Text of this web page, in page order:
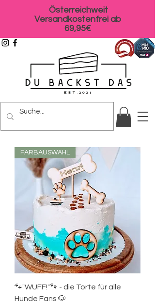
Österreichweit
Versandkostenfrei ab
69,95€
FARBAUSWAHL
🐾"WUFF!"🐾 - die Torte für alle
Hunde Fans 🐶